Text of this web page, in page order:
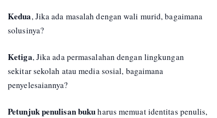
Kedua, Jika ada masalah dengan wali murid, bagaimana
solusinya?
Ketiga, Jika ada permasalahan dengan lingkungan
sekitar sekolah atau media sosial, bagaimana
penyelesaiannya?
Petunjuk penulisan bukuharus memuat identitas penulis,